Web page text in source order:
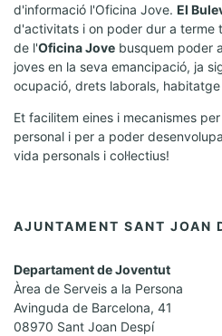
d'informació l'Oficina Jove. El
d'activitats i on poder dur a terme
de l'Oficina Jove busquem poder
joves en la seva emancipació, ja
ocupació, drets laborals,
Et facilitem eines i mecanismes
personal i per a poder
vida personals i col·lectius!
AJUNTAMENT SANT JOAN
Departament de Joventut
Àrea de Serveis a la Persona
Avinguda de Barcelona, 41
08970 Sant Joan Despí